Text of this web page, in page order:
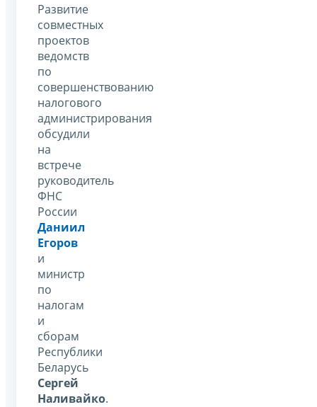
Развитие
совместных
проектов
ведомств
по
совершенствованию
налогового
администрирования
обсудили
на
встрече
руководитель
ФНС
России
Даниил
Егоров
и
министр
по
налогам
и
сборам
Республики
Беларусь
Сергей
Наливайко.